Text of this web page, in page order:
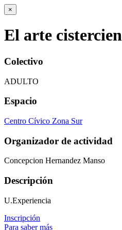
×
El arte
Colectivo
ADULTO
Espacio
Centro Cívico Zona Sur
Organizador de actividad
Concepcion Hernandez Manso
Descripción
U.Experiencia
Inscripción
Para saber más